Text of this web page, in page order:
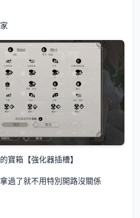
寶箱【強化器插槽】
過了就不用特別開路沒關係